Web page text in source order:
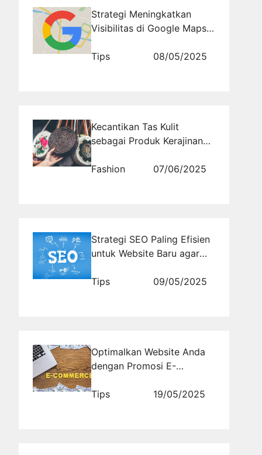
Strategi Meningkatkan
Visibilitas di Google Maps
Tips
08/05/2025
Kecantikan Tas Kulit
sebagai Produk Kerajinan
Fashion
07/06/2025
Strategi SEO Paling Efisien
untuk Website Baru agar
Tips
09/05/2025
Optimalkan Website Anda
dengan Promosi E-
Tips
19/05/2025